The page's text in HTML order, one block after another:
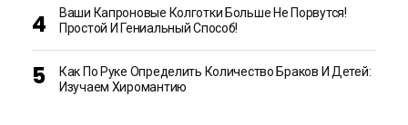
Ваши Капроновые Колготки Больше Не Порвутся!
Простой И Гениальный Способ!
Как По Руке Определить Количество Браков И Детей:
Изучаем Хиромантию